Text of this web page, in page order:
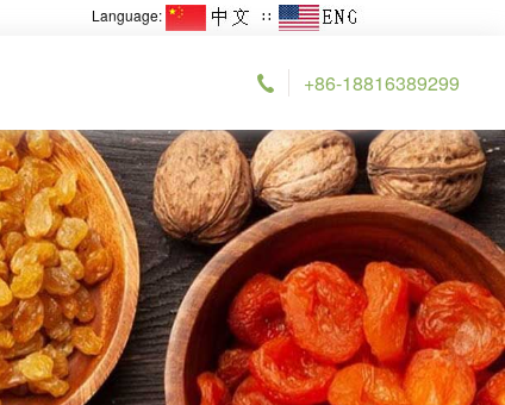
Language: ∷
+86-18816389299